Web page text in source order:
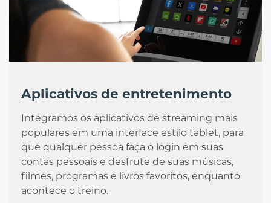
Aplicativos de entretenimento
Integramos os aplicativos de streaming mais
populares em uma interface estilo tablet, para
que qualquer pessoa faça o login em suas
contas pessoais e desfrute de suas músicas,
filmes, programas e livros favoritos, enquanto
acontece o treino.